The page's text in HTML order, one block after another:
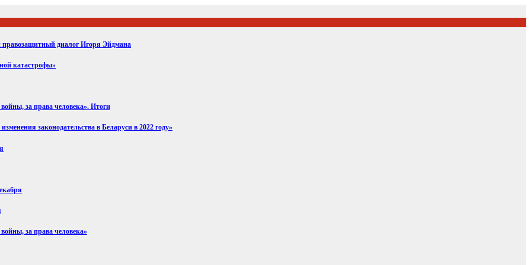
правозащитный диалог Игоря Эйдмана
катастрофы»
за права человека». Итоги
законодательства в Беларуси в 2022 году»
за права человека»